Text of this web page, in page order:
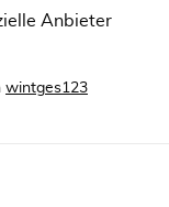
Anbieter
wintges123